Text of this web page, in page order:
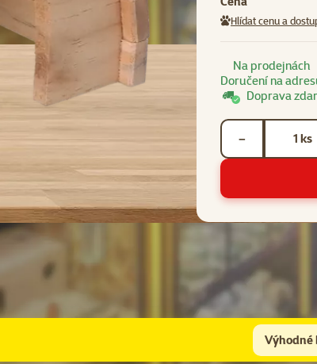
Hlídat cenu a
Na prodejnách
Doručení na
Doprava
ks
−
Výhodné